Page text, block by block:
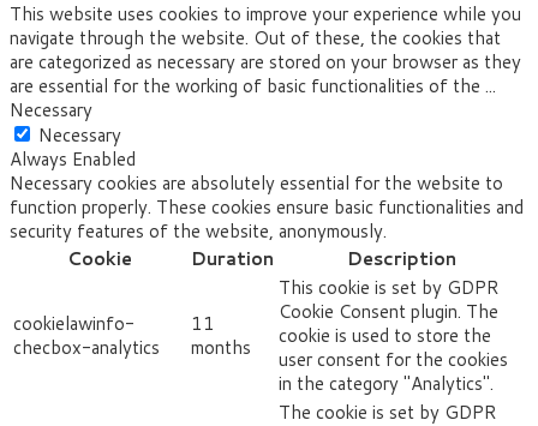
This website uses cookies to improve your experience while you
navigate through the website. Out of these, the cookies that
are categorized as necessary are stored on your browser as they
are essential for the working of basic functionalities of the ...
Necessary
Necessary
Always Enabled
Necessary cookies are absolutely essential for the website to
function properly. These cookies ensure basic functionalities and
security features of the website, anonymously.
Cookie
Duration Description
cookielawinfo-
checbox-analytics
11
months
This cookie is set by GDPR
Cookie Consent plugin. The
cookie is used to store the
user consent for the cookies
in the category "Analytics".
The cookie is set by GDPR